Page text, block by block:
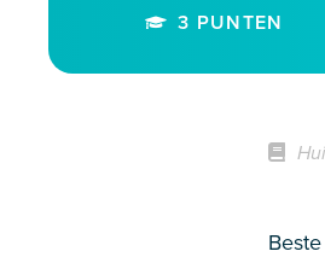
3 PUNTEN